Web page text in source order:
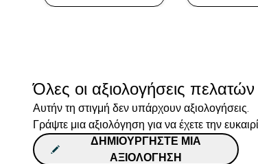
Όλες οι αξιολογήσεις πελατών
Αυτήν τη στιγμή δεν υπάρχουν αξιολογήσεις.
Γράψτε μια αξιολόγηση για να έχετε την
ΔΗΜΙΟΥΡΓΉΣΤΕ ΜΙΑ
ΑΞΙΟΛΌΓΗΣΗ